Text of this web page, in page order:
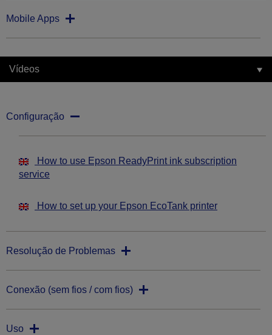
Mobile Apps
Vídeos
Configuração
How to use Epson ReadyPrint ink subscription
service
How to set up your Epson EcoTank printer
Resolução de Problemas
Conexão (sem fios / com fios)
Uso